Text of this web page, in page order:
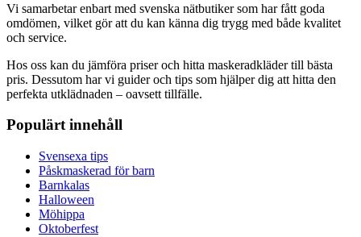
Vi samarbetar enbart med svenska nätbutiker som har fått goda
omdömen, vilket gör att du kan känna dig trygg med både kvalitet
och service.
Hos oss kan du jämföra priser och hitta maskeradkläder till bästa
pris. Dessutom har vi guider och tips som hjälper dig att hitta den
perfekta utklädnaden – oavsett tillfälle.
Populärt innehåll
Svensexa tips
Påskmaskerad för barn
Barnkalas
Halloween
Möhippa
Oktoberfest